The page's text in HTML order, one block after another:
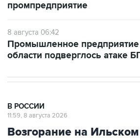
промпредприятие
8 августа 06:42
Промышленное предприятие
области подверглось атаке
В РОССИИ
11:59, 8 августа 2026
Возгорание на